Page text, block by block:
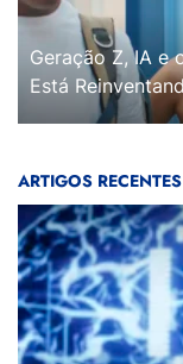
Geração Z, IA e
Está
ARTIGOS RECENTES